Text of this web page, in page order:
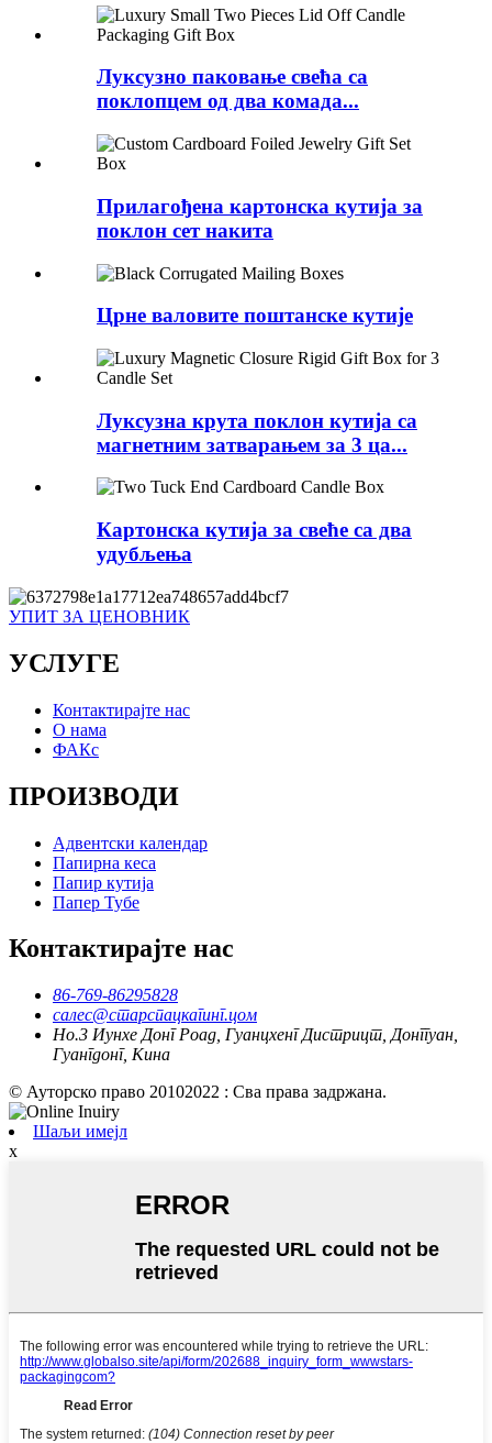
Луксузно паковање свећа са
поклопцем од два комада...
Прилагођена картонска кутија за
поклон сет накита
Црне валовите поштанске кутије
Луксузна крута поклон кутија са
магнетним затварањем за 3 ца...
Картонска кутија за свеће са два
удубљења
УПИТ ЗА ЦЕНОВНИК
УСЛУГЕ
Контактирајте нас
О нама
ФАКс
ПРОИЗВОДИ
Адвентски календар
Папирна кеса
Папир кутија
Папер Тубе
Контактирајте нас
86-769-86295828
салес@старспацкагинг.цом
Но.3 Иунхе Донг Роад, Гуанцхенг Дистрицт, Донггуан,
Гуангдонг, Кина
© Ауторско право 20102022 : Сва права задржана.
Шаљи имејл
x